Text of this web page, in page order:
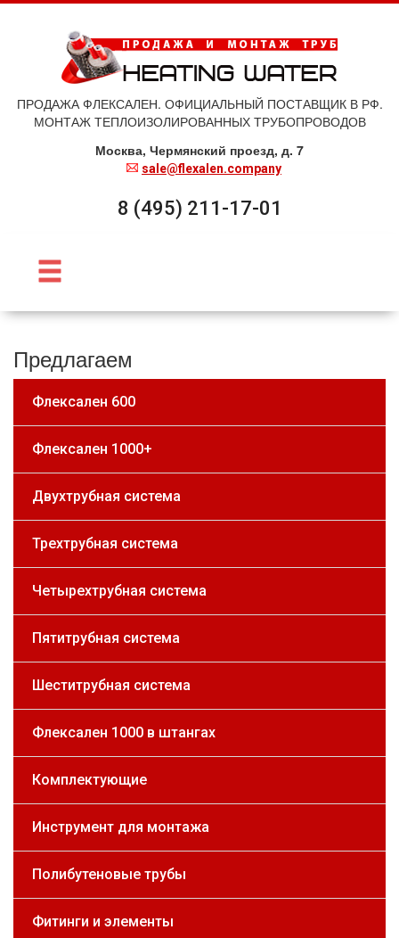
ПРОДАЖА ФЛЕКСАЛЕН. ОФИЦИАЛЬНЫЙ ПОСТАВЩИК В РФ.
МОНТАЖ ТЕПЛОИЗОЛИРОВАННЫХ ТРУБОПРОВОДОВ
Москва, Чермянский проезд, д. 7
sale@flexalen.company
8 (495) 211-17-01
Предлагаем
Флексален 600
Флексален 1000+
Двухтрубная система
Трехтрубная система
Четырехтрубная система
Пятитрубная система
Шеститрубная система
Флексален 1000 в штангах
Комплектующие
Инструмент для монтажа
Полибутеновые трубы
Фитинги и элементы